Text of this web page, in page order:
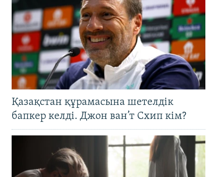
Қазақстан құрамасына шетелдік
бапкер келді. Джон ван’т Схип кім?